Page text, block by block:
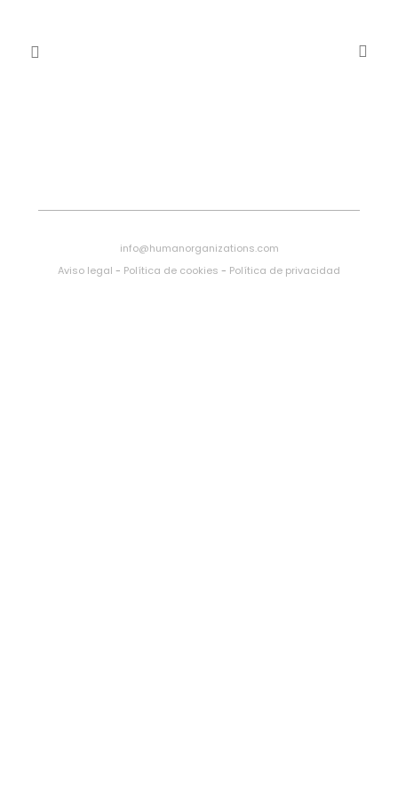
info@humanorganizations.com
Aviso legal - Política de cookies - Política de privacidad